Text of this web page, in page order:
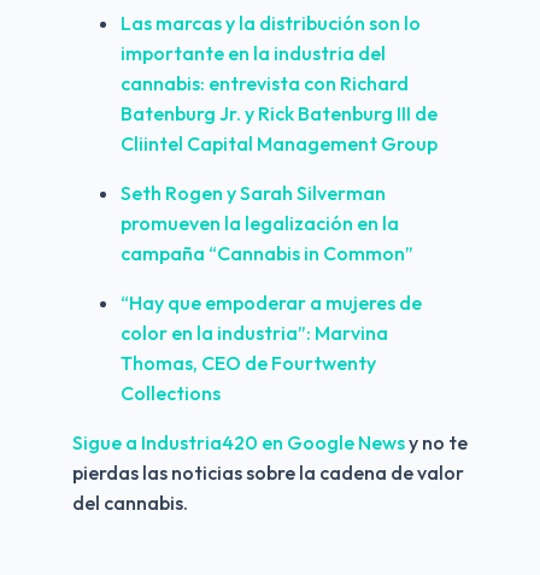
Las marcas y la distribución son lo
importante en la industria del
cannabis: entrevista con Richard
Batenburg Jr. y Rick Batenburg III de
Cliintel Capital Management Group
Seth Rogen y Sarah Silverman
promueven la legalización en la
campaña “Cannabis in Common”
“Hay que empoderar a mujeres de
color en la industria”: Marvina
Thomas, CEO de Fourtwenty
Collections
Sigue a Industria420 en Google News y no te
pierdas las noticias sobre la cadena de valor
del cannabis.